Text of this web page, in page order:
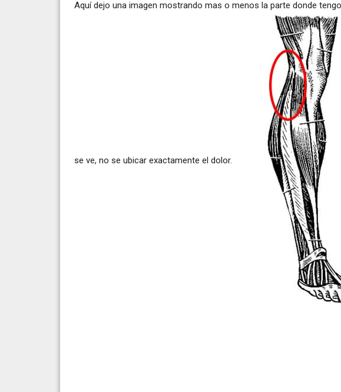
Aquí dejo una imagen mostrando mas o menos la parte donde
se ve, no se ubicar exactamente el dolor.